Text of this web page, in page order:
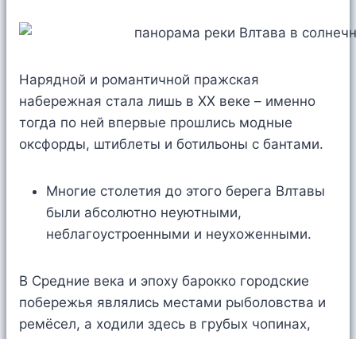
Нарядной и романтичной пражская
набережная стала лишь в XX веке – именно
тогда по ней впервые прошлись модные
оксфорды, штиблеты и ботильоны с бантами.
Многие столетия до этого берега Влтавы
были абсолютно неуютными,
неблагоустроенными и неухоженными.
В Средние века и эпоху барокко городские
побережья являлись местами рыболовства и
ремёсел, а ходили здесь в грубых чопинах,